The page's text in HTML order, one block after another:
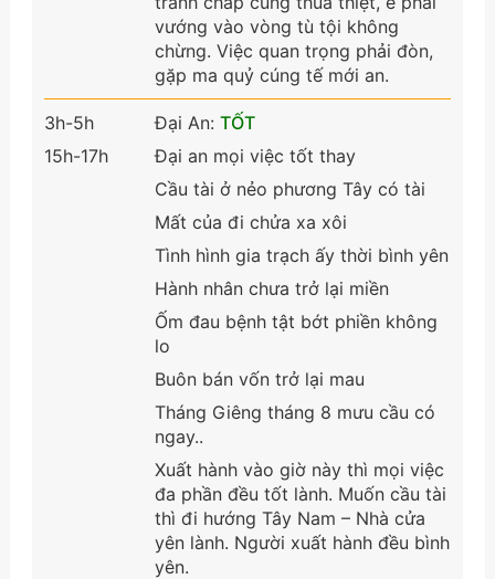
vướng vào vòng tù tội không
chừng. Việc quan trọng phải đòn,
gặp ma quỷ cúng tế mới an.
3h-5h
15h-17h
Đại An: TỐT
Đại an mọi việc tốt thay
Cầu tài ở nẻo phương Tây có tài
Mất của đi chửa xa xôi
Tình hình gia trạch ấy thời bình yên
Hành nhân chưa trở lại miền
Ốm đau bệnh tật bớt phiền không
lo
Buôn bán vốn trở lại mau
Tháng Giêng tháng 8 mưu cầu có
ngay..
Xuất hành vào giờ này thì mọi việc
đa phần đều tốt lành. Muốn cầu tài
thì đi hướng Tây Nam – Nhà cửa
yên lành. Người xuất hành đều bình
yên.